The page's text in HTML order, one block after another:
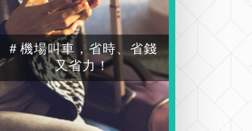
＃機場叫車，省時、省錢
又省力！